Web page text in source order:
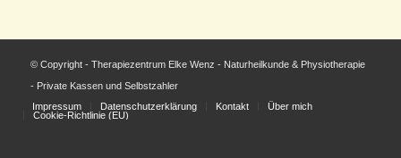
© Copyright - Therapiezentrum Elke Wenz - Naturheilkunde & Physiotherapie
- Private Kassen und Selbstzahler
Impressum
Datenschutzerklärung Kontakt
Über mich
Cookie-Richtlinie (EU)